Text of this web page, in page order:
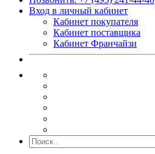
Вход в личный кабинет
Кабинет покупателя
Кабинет поставщика
Кабинет Франчайзи